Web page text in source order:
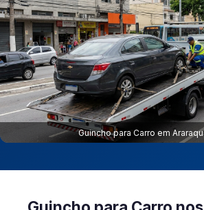
Guincho para Carro em